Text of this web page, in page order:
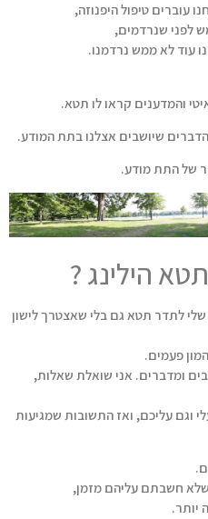
עוברים טיפול היפנוזה,
לפני שנרדמים,
עוד לא ממש נרדמנו.
והמדענים קראו לו תטא.
שיושבים אצלנו בתת המודע.
של התת מודע.
הילינג ?
לתדר תטא גם בלי שאצטרך לישון
פעמים.
ומדברים. אני שואלת שאלות,
וגם עליכם, ואז התשובות שמגיעות
חשבתם עליהם מזמן,
יותר.